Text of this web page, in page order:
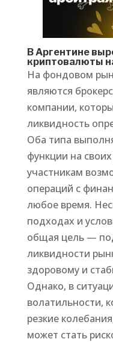
В Аргентине
криптовалюты
На фондовом
являются
компании,
ликвидность
Оба типа
функции на
участникам
операций с
любое время.
подходах и
общая цель —
ликвидности
здоровому и
Однако, в
волатильности,
резкие
может стать